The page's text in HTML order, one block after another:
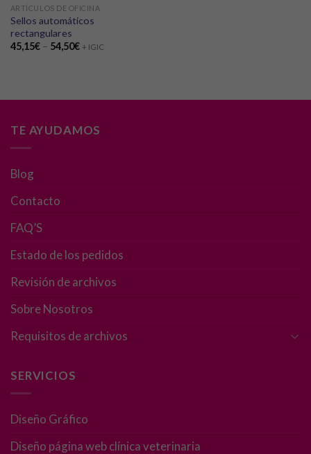
ARTÍCULOS DE OFICINA
Sellos automáticos
rectangulares
45,15€– 54,50€ + IGIC
TE AYUDAMOS
Blog
Contacto
FAQ’S
Estado de los pedidos
Revisión de archivos
Sobre Nosotros
Requisitos de archivos
SERVICIOS
Diseño Gráfico
Diseño página web clínica veterinaria